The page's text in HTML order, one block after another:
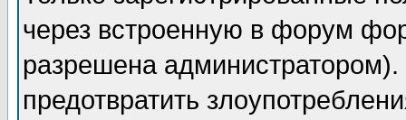
через встроенную в форум
разрешена
предотвратить